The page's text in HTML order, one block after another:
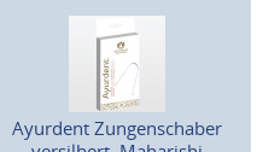
Ayurdent Zungenschaber